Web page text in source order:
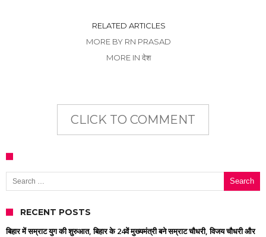
RELATED ARTICLES
MORE BY RN PRASAD
MORE IN देश
CLICK TO COMMENT
Search for:
RECENT POSTS
बिहार में सम्राट युग की शुरुआत, बिहार के 24वें मुख्यमंत्री बने सम्राट चौधरी, विजय चौधरी और